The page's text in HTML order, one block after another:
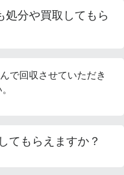
処分や買取してもら
で回収させていただき
てもらえますか？